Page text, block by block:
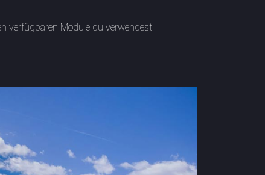
verfügbaren Module du verwendest!